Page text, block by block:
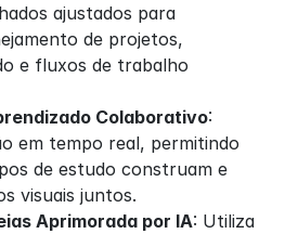
ajustados para
de projetos,
e fluxos de trabalho
Colaborativo:
em tempo real, permitindo
de estudo construam e
visuais juntos.
Aprimorada por IA: Utiliza